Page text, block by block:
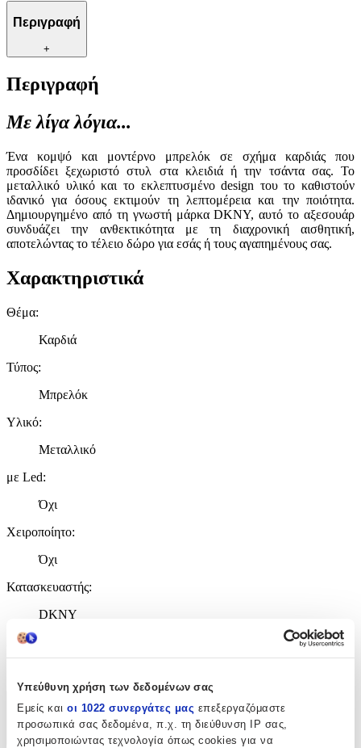
Υπεύθυνη χρήση των δεδομένων σας
Εμείς και οι 1022 συνεργάτες μας επεξεργαζόμαστε
προσωπικά σας δεδομένα, π.χ. τη διεύθυνση IP σας,
χρησιμοποιώντας τεχνολογία όπως cookies για να
Περιγραφή
+
Περιγραφή
Με λίγα λόγια...
Ένα κομψό και μοντέρνο μπρελόκ σε σχήμα καρδιάς που
προσδίδει ξεχωριστό στυλ στα κλειδιά ή την τσάντα σας. Το
μεταλλικό υλικό και το εκλεπτυσμένο design του το καθιστούν
ιδανικό για όσους εκτιμούν τη λεπτομέρεια και την ποιότητα.
Δημιουργημένο από τη γνωστή μάρκα DKNY, αυτό το αξεσουάρ
συνδυάζει την ανθεκτικότητα με τη διαχρονική αισθητική,
αποτελώντας το τέλειο δώρο για εσάς ή τους αγαπημένους σας.
Χαρακτηριστικά
Θέμα:
Καρδιά
Τύπος:
Μπρελόκ
Υλικό:
Μεταλλικό
με Led:
Όχι
Χειροποίητο:
Όχι
Κατασκευαστής:
DKNY
Χρώμα
Χαρακτηριστικά
+